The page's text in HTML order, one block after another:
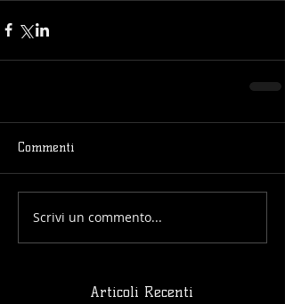
Commenti
Scrivi un commento...
Articoli Recenti